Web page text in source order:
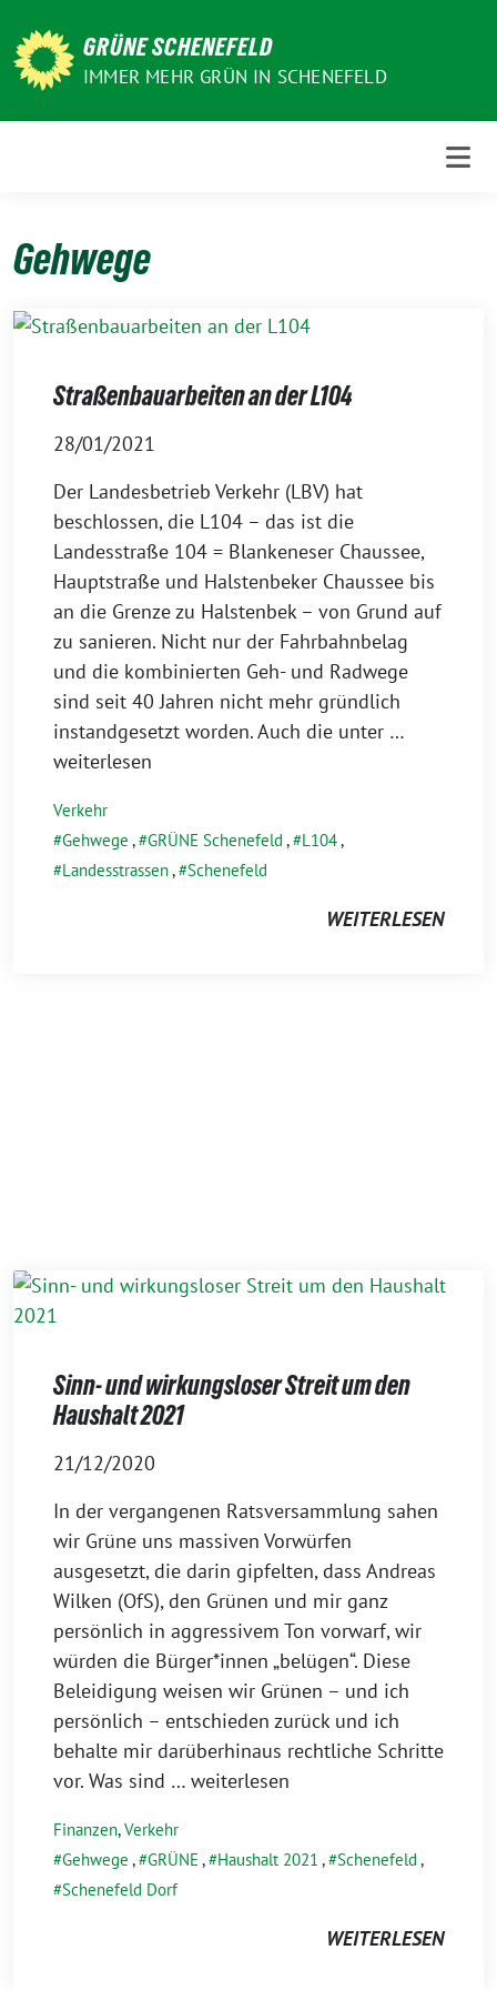
zum
Inhalt
GRÜNE SCHENEFELD
IMMER MEHR GRÜN IN SCHENEFELD
Gehwege
Straßenbauarbeiten an der L104
28/01/2021
Der Landesbetrieb Verkehr (LBV) hat
beschlossen, die L104 – das ist die
Landesstraße 104 = Blankeneser Chaussee,
Hauptstraße und Halstenbeker Chaussee bis
an die Grenze zu Halstenbek – von Grund auf
zu sanieren. Nicht nur der Fahrbahnbelag
und die kombinierten Geh- und Radwege
sind seit 40 Jahren nicht mehr gründlich
instandgesetzt worden. Auch die unter …
weiterlesen
Verkehr
Gehwege , GRÜNE Schenefeld , L104,
Landesstrassen, Schenefeld
WEITERLESEN
Sinn- und wirkungsloser Streit um den
Haushalt 2021
21/12/2020
In der vergangenen Ratsversammlung sahen
wir Grüne uns massiven Vorwürfen
ausgesetzt, die darin gipfelten, dass Andreas
Wilken (OfS), den Grünen und mir ganz
persönlich in aggressivem Ton vorwarf, wir
würden die Bürger*innen „belügen“. Diese
Beleidigung weisen wir Grünen – und ich
persönlich – entschieden zurück und ich
behalte mir darüberhinaus rechtliche Schritte
vor. Was sind … weiterlesen
Finanzen,Verkehr
Gehwege , GRÜNE , Haushalt 2021 , Schenefeld ,
Schenefeld Dorf
WEITERLESEN